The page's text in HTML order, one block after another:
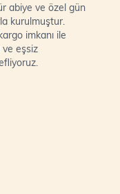
abiye ve özel gün
kurulmuştur.
imkanı ile
ve eşsiz